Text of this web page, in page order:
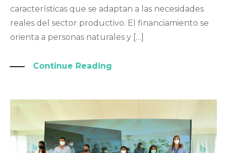
características que se adaptan a las necesidades
reales del sector productivo. El financiamiento se
orienta a personas naturales y […]
Continue Reading